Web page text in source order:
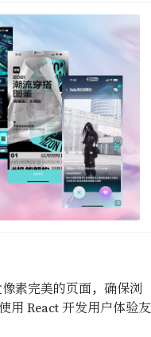
素完美的页面，确保浏
用 React 开发用户体验友